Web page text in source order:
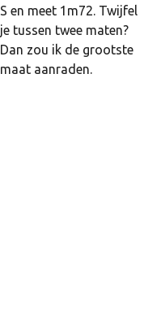
S en meet 1m72. Twijfel
je tussen twee maten?
Dan zou ik de grootste
maat aanraden.